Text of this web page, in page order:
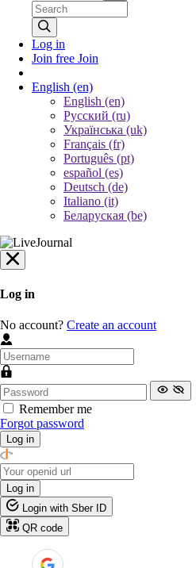
Log in
Join free Join
English (en)
English (en)
Русский (ru)
Українська (uk)
Français (fr)
Português (pt)
español (es)
Deutsch (de)
Italiano (it)
Беларуская (be)
Log in
No account? Create an account
Remember me
Forgot password
Log in
Log in
Login with Sber ID
QR code